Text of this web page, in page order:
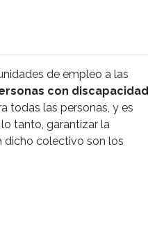
de empleo a las
con discapacidad
todas las personas, y es
tanto, garantizar la
dicho colectivo son los